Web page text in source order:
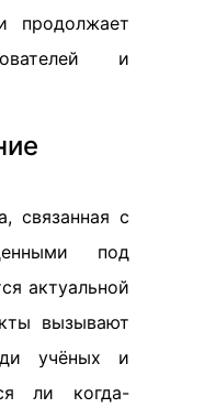
продолжает
и
связанная с
под
актуальной
вызывают
учёных и
ли когда-